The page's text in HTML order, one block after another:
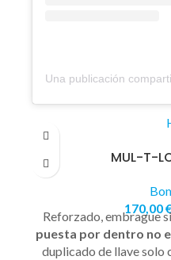
MUL-T-
170,00
Reforzado, embrague
puesta por dentro no
duplicado de llave solo